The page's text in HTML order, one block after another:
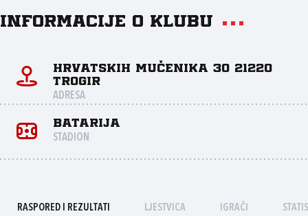
Informacije o klubu
Hrvatskih mučenika 30 21220
Trogir
ADRESA
Batarija
STADION
RASPORED I REZULTATI LJESTVICA IGRAČI